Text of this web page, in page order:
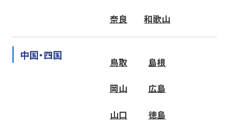
奈良 和歌山
中国・四国
鳥取 島根
岡山 広島
山口 徳島